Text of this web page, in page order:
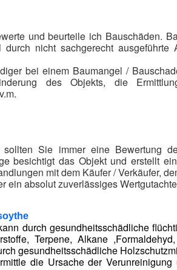
und beurteile ich Bauschäden.
nicht sachgerecht ausgeführte
bei einem Baumangel /
des Objekts, die
Sie immer eine Bewertung
besichtigt das Objekt und erstellt
mit dem Käufer / Verkäufer,
ein absolut zuverlässiges
durch gesundheitsschädliche
Terpene, Alkane
gesundheitsschädliche
die Ursache der